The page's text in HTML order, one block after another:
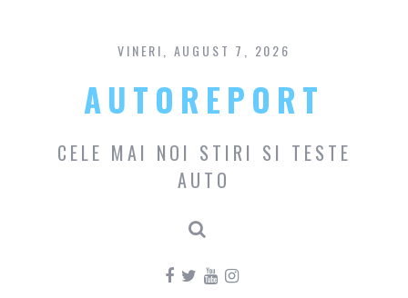
content
VINERI, AUGUST 7, 2026
AUTOREPORT
CELE MAI NOI STIRI SI TESTE
AUTO